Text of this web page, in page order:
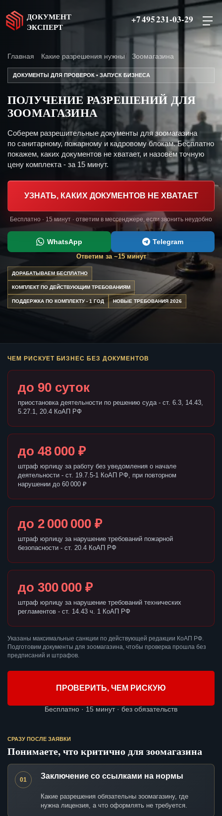
ДОКУМЕНТ
ЭКСПЕРТ
+7 495 231-03-29
Главная Какие разрешения нужны Зоомагазина
ДОКУМЕНТЫ ДЛЯ ПРОВЕРОК • ЗАПУСК БИЗНЕСА
ПОЛУЧЕНИЕ РАЗРЕШЕНИЙ ДЛЯ
ЗООМАГАЗИНА
Соберем разрешительные документы для зоомагазина
по санитарному, пожарному и кадровому блокам. Бесплатно
покажем, каких документов не хватает, и назовём точную
цену комплекта - за 15 минут.
УЗНАТЬ, КАКИХ ДОКУМЕНТОВ НЕ ХВАТАЕТ
Бесплатно · 15 минут · ответим в мессенджере, если звонить неудобно
WhatsApp Telegram
Ответим за ~15 минут
ДОРАБАТЫВАЕМ БЕСПЛАТНО
КОМПЛЕКТ ПО ДЕЙСТВУЮЩИМ ТРЕБОВАНИЯМ
ПОДДЕРЖКА ПО КОМПЛЕКТУ - 1 ГОД НОВЫЕ ТРЕБОВАНИЯ 2026
ЧЕМ РИСКУЕТ БИЗНЕС БЕЗ ДОКУМЕНТОВ
до 90 суток
приостановка деятельности по решению суда - ст. 6.3, 14.43,
5.27.1, 20.4 КоАП РФ
до 48 000 ₽
штраф юрлицу за работу без уведомления о начале
деятельности - ст. 19.7.5-1 КоАП РФ, при повторном
нарушении до 60 000 ₽
до 2 000 000 ₽
штраф юрлицу за нарушение требований пожарной
безопасности - ст. 20.4 КоАП РФ
до 300 000 ₽
штраф юрлицу за нарушение требований технических
регламентов - ст. 14.43 ч. 1 КоАП РФ
Указаны максимальные санкции по действующей редакции КоАП РФ.
Подготовим документы для зоомагазина, чтобы проверка прошла без
предписаний и штрафов.
ПРОВЕРИТЬ, ЧЕМ РИСКУЮ
Бесплатно · 15 минут · без обязательств
СРАЗУ ПОСЛЕ ЗАЯВКИ
Понимаете, что критично для зоомагазина
01 Заключение со ссылками на нормы
Какие разрешения обязательны зоомагазину, где
нужна лицензия, а что оформлять не требуется.